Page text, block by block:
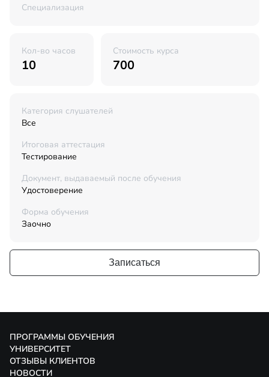
Специализация
Кол-во часов
10
Стоимость курса
700
Категория слушателей
Все
Итоговая аттестация
Тестирование
Документ, выдаваемый после обучения
Удостоверение
Форма обучения
Заочно
Записаться
ПРОГРАММЫ ОБУЧЕНИЯ
УНИВЕРСИТЕТ
ОТЗЫВЫ КЛИЕНТОВ
НОВОСТИ